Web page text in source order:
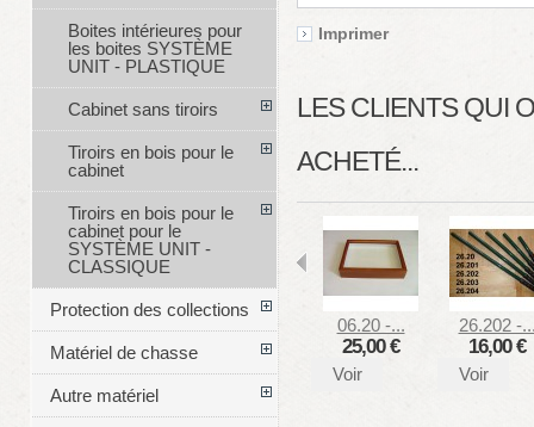
Imprimer
LES CLIENTS QUI
ACHETÉ...
06.20 -...
25,00 €
Voir
26.202 -
16,00 €
Voir
Boites intérieures pour
les boites SYSTÈME
UNIT - PLASTIQUE
Cabinet sans tiroirs
Tiroirs en bois pour le
cabinet
Tiroirs en bois pour le
cabinet pour le
SYSTÈME UNIT -
CLASSIQUE
Protection des collections
Matériel de chasse
Autre matériel